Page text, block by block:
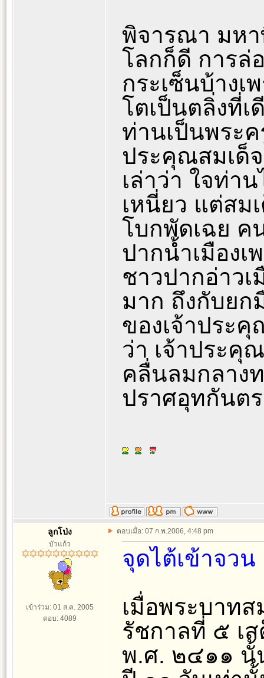
พิจารณา มหา
โลกก็ดี การล่
กระเซ็นบ้างเ
โตเป็นตลิ่งที่
ท่านเป็นพระ
ประคุณสมเด็
เล่าว่า ใจท่า
เหนี่ยว แต่สม
โบกพัดเฉย ค
ปากน้ำเมืองเ
ชาวปากอ่าวเ
มาก ถึงกับย
ของเจ้าประ
ว่า เจ้าประคุ
คลื่นลมกลาง
ปราศอุทกันต
ลูกโป่ง
บัวแก้ว
เข้าร่วม: 01 ส.ค. 2005
ตอบ: 4089
ตอบเมื่อ: 07 ก.พ.2006, 4:48 pm
จุดไต้เข้าจวน
เมื่อพระบาทส
รัชกาลที่ ๕ เ
พ.ศ. ๒๔๑๑ นั้